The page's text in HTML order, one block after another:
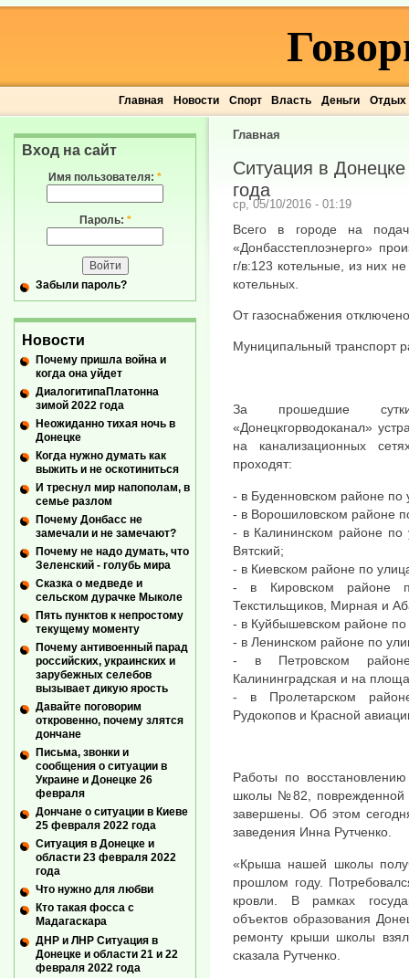
Главная Новости Спорт Власть Деньги Отдых
Главная
Ситуация в
года
ср, 05/10/2016 - 01:19
Всего в городе на
«Донбасстеплоэнерго»
г/в:123 котельные, из них
котельных.
От газоснабжения
Муниципальный транспорт
За прошедшие
«Донецкгорводоканал»
на канализационных
проходят:
- в Буденновском районе
- в Ворошиловском районе
- в Калининском районе по
Вятский;
- в Киевском районе по
- в Кировском районе
Текстильщиков, Мирная и
- в Куйбышевском районе
- в Ленинском районе по
- в Петровском
Калининградская и на
- в Пролетарском
Рудокопов и Красной
Работы по
школы №82, поврежденной
завершены. Об этом
заведения Инна Рутченко.
«Крыша нашей школы
прошлом году.
кровли. В рамках
объектов образования
ремонту крыши школы
сказала Рутченко.
Вход на сайт
Имя пользователя: *
Пароль: *
Забыли пароль?
Новости
Почему пришла война и
когда она уйдет
ДиалогитипаПлатонна
зимой 2022 года
Неожиданно тихая ночь в
Донецке
Когда нужно думать как
выжить и не оскотиниться
И треснул мир напополам, в
семье разлом
Почему Донбасс не
замечали и не замечают?
Почему не надо думать, что
Зеленский - голубь мира
Сказка о медведе и
сельском дурачке Мыколе
Пять пунктов к непростому
текущему моменту
Почему антивоенный парад
российских, украинских и
зарубежных селебов
вызывает дикую ярость
Давайте поговорим
откровенно, почему злятся
дончане
Письма, звонки и
сообщения о ситуации в
Украине и Донецке 26
февраля
Дончане о ситуации в Киеве
25 февраля 2022 года
Ситуация в Донецке и
области 23 февраля 2022
года
Что нужно для любви
Кто такая фосса с
Мадагаскара
ДНР и ЛНР Ситуация в
Донецке и области 21 и 22
февраля 2022 года